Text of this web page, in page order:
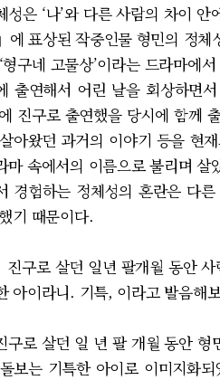
성은 ‘나’와 다른 사람의 차이
에 표상된 작중인물 형민의 정
형구네 고물상’이라는 드라마에
출연해서 어린 날을 회상하면
진구로 출연했을 당시에 함께
아왔던 과거의 이야기 등을 현
마 속에서의 이름으로 불리며
경험하는 정체성의 혼란은 다
기 때문이다.
구로 살던 일년 팔개월 동안 사
아이라니. 기특, 이라고 발음해
구로 살던 일 년 팔 개월 동안 형
보는 기특한 아이로 이미지화